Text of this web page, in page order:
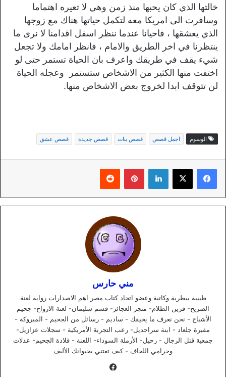
خالتها الذي كان يحبها منذ زمن وهي لا تعيره اهتماما
وسافرت الى امريكا معه لتكمل حياتها هناك مع زوجها
الذي يعشقها ، فاحيانا عندما ننظر اسفل اقدامنا لا نرى ما
ينتظرنا في اخر الطريق والامام ، فانظر امامك ولا تجعل
شيء يقف في طريقك واعرف بان الحياة تستمر حتى لو
اختفت منها الكثير من الاشخاص ستستمر وعجله الحياة
لن تتوقف ابدا لخروج بعض الاشخاص منها.
الوسوم اجمل قصص قصص بنات قصص جديدة قصص عشق
لينكدإن بينتيريست
مني حارس
طبيبة بيطرية وكاتبة وعضو اتحاد كتاب مصر اهم الاصدارات رواية لعنة
الضريح- قرين الظلام- متجر العجائز- قسم سليمان- لعنة الارواح- جحيم
الأشباح - نحن نعرف ما يخيفك - ساديم - رسائل من الجحيم - المبروكة -
مقبرة جلعاد - ابنة سراحديل- رعب التجربة الأمريكية - سجلات عزازيل-
جمعية قتل الرجال - رحيل- الأرملة السوداء- اللعنة - قلادة الجحيم- عدلات
وحرامي اللحاف - كيف تعتني بحيوانك الأليف